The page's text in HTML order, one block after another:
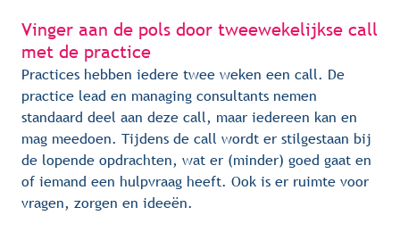
Vinger aan de pols door tweewekelijkse call
met de practice
Practices hebben iedere twee weken een call. De
practice lead en managing consultants nemen
standaard deel aan deze call, maar iedereen kan en
mag meedoen. Tijdens de call wordt er stilgestaan bij
de lopende opdrachten, wat er (minder) goed gaat en
of iemand een hulpvraag heeft. Ook is er ruimte voor
vragen, zorgen en ideeën.